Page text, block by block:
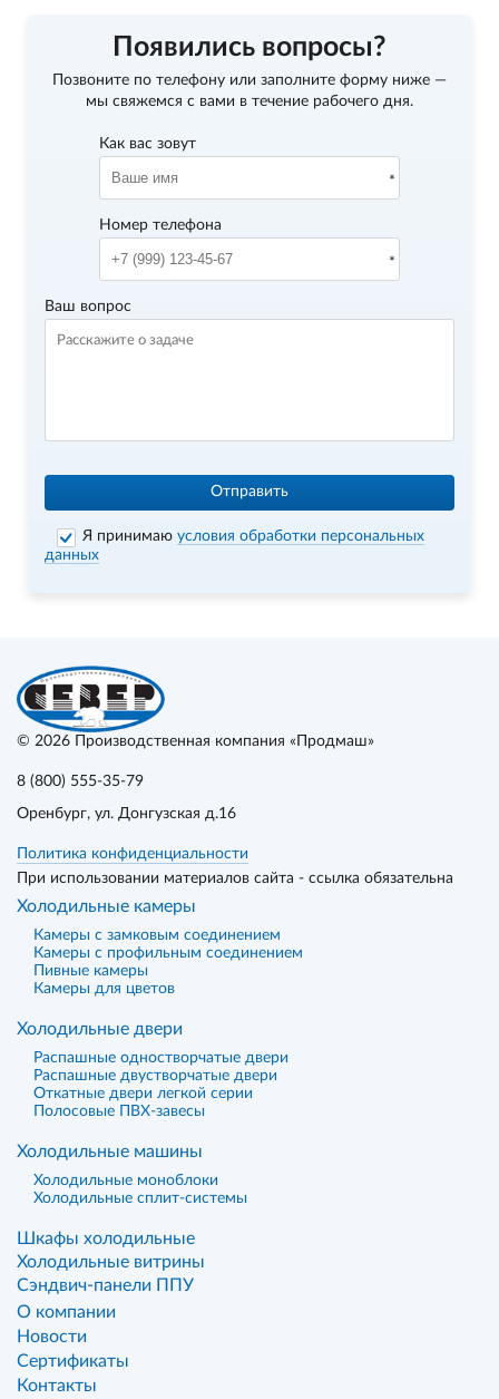
Появились вопросы?
Позвоните по телефону или заполните форму ниже —
мы свяжемся с вами в течение рабочего дня.
Как вас зовут
Номер телефона
Ваш вопрос
Отправить
Я принимаюусловия обработки персональных
данных
© 2026 Производственная компания «Продмаш»
8 (800) 555-35-79
Оренбург, ул. Донгузская д.16
Политика конфиденциальности
При использовании материалов сайта - ссылка обязательна
Холодильные камеры
Камеры с замковым соединением
Камеры с профильным соединением
Пивные камеры
Камеры для цветов
Холодильные двери
Распашные одностворчатые двери
Распашные двустворчатые двери
Откатные двери легкой серии
Полосовые ПВХ-завесы
Холодильные машины
Холодильные моноблоки
Холодильные сплит-системы
Шкафы холодильные
Холодильные витрины
Сэндвич-панели ППУ
О компании
Новости
Сертификаты
Контакты